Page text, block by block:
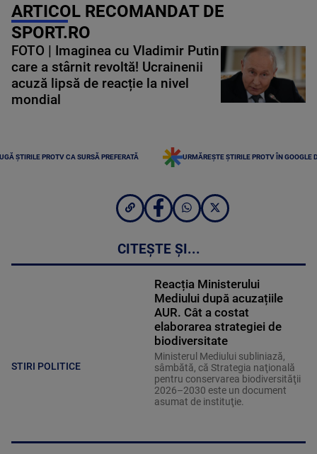
ARTICOL RECOMANDAT DE
SPORT.RO
FOTO | Imaginea cu Vladimir Putin
care a stârnit revoltă! Ucrainenii
acuză lipsă de reacție la nivel
mondial
ȘTIRILE PROTV CA SURSĂ PREFERATĂ URMĂREȘTE ȘTIRILE PROTV ÎN GOOGLE
CITEȘTE ȘI...
STIRI POLITICE
Reacția Ministerului
Mediului după acuzațiile
AUR. Cât a costat
elaborarea strategiei de
biodiversitate
Ministerul Mediului subliniază,
sâmbătă, că Strategia naţională
pentru conservarea biodiversităţii
2026–2030 este un document
asumat de instituţie.